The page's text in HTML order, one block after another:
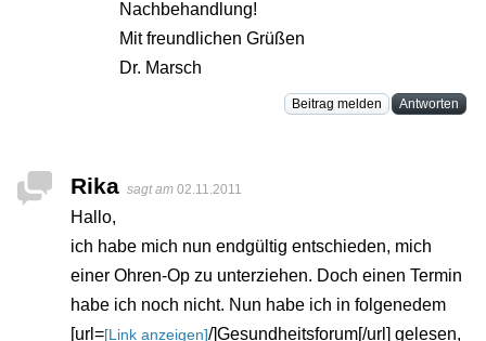
Nachbehandlung!
Mit freundlichen Grüßen
Dr. Marsch
Beitrag melden Antworten
Rika sagt am 02.11.2011
Hallo,
ich habe mich nun endgültig entschieden, mich
einer Ohren-Op zu unterziehen. Doch einen Termin
habe ich noch nicht. Nun habe ich in folgenedem
[url=[Link anzeigen]/]Gesundheitsforum[/url] gelesen,